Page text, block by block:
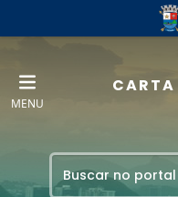
MENU
CARTA